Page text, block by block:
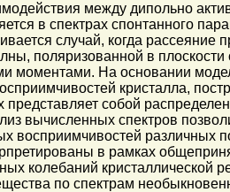
между дипольно
в спектрах спонтанного
случай, когда рассеяние
поляризованной в
На основании
кристалла,
собой
вычисленных спектров
восприимчивостей различных
в рамках
колебаний кристаллической
по спектрам